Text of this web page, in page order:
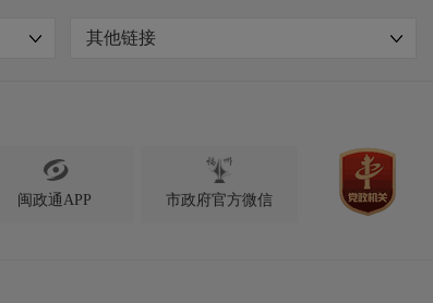
其他链接

闽政通APP 市政府官方微信